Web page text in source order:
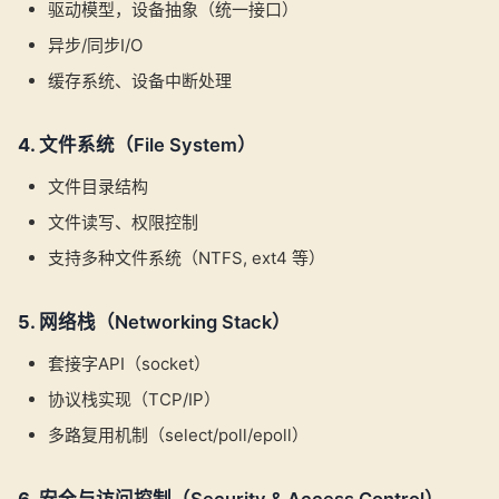
驱动模型，设备抽象（统一接口）
异步/同步I/O
缓存系统、设备中断处理
4. 文件系统（File System）
文件目录结构
文件读写、权限控制
支持多种文件系统（NTFS, ext4 等）
5. 网络栈（Networking Stack）
套接字API（socket）
协议栈实现（TCP/IP）
多路复用机制（select/poll/epoll）